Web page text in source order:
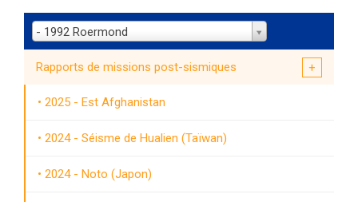
- 1992 Roermond
Rapports de missions post-sismiques
2025 - Est Afghanistan
2024 - Séisme de Hualien (Taïwan)
2024 - Noto (Japon)